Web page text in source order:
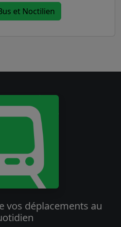
et Noctilien
vos déplacements au